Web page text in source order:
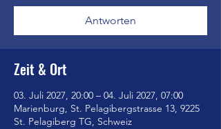
Antworten
Zeit & Ort
03. Juli 2027, 20:00 – 04. Juli 2027, 07:00
Marienburg, St. Pelagibergstrasse 13, 9225
St. Pelagiberg TG, Schweiz